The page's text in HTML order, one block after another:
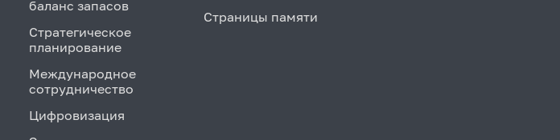
баланс запасов
Стратегическое
планирование
Международное
сотрудничество
Цифровизация
Страницы памяти